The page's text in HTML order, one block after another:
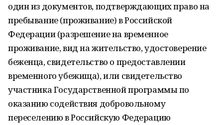
один из документов, подтверждающих право на
пребывание (проживание) в Российской
Федерации (разрешение на временное
проживание, вид на жительство, удостоверение
беженца, свидетельство о предоставлении
временного убежища), или свидетельство
участника Государственной программы по
оказанию содействия добровольному
переселению в Российскую Федерацию